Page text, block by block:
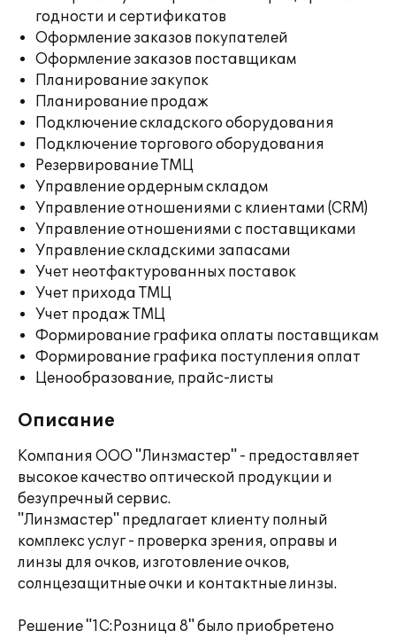
годности и сертификатов
Оформление заказов покупателей
Оформление заказов поставщикам
Планирование закупок
Планирование продаж
Подключение складского оборудования
Подключение торгового оборудования
Резервирование ТМЦ
Управление ордерным складом
Управление отношениями с клиентами (CRM)
Управление отношениями с поставщиками
Управление складскими запасами
Учет неотфактурованных поставок
Учет прихода ТМЦ
Учет продаж ТМЦ
Формирование графика оплаты поставщикам
Формирование графика поступления оплат
Ценообразование, прайс-листы
Описание
Компания ООО "Линзмастер" - предоставляет
высокое качество оптической продукции и
безупречный сервис.
"Линзмастер" предлагает клиенту полный
комплекс услуг - проверка зрения, оправы и
линзы для очков, изготовление очков,
солнцезащитные очки и контактные линзы.
Решение "1С:Розница 8" было приобретено